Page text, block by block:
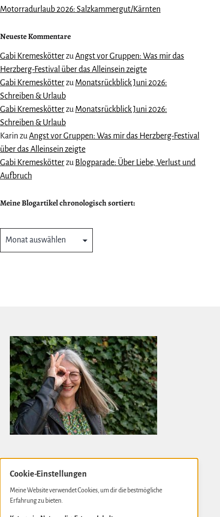
Motorradurlaub 2026: Salzkammergut/Kärnten
Neueste Kommentare
Gabi Kremeskötterzu Angst vor Gruppen: Was mir das
Herzberg-Festival über das Alleinsein zeigte
Gabi Kremeskötterzu Monatsrückblick Juni 2026:
Schreiben & Urlaub
Gabi Kremeskötterzu Monatsrückblick Juni 2026:
Schreiben & Urlaub
Karin zu Angst vor Gruppen: Was mir das Herzberg-Festival
über das Alleinsein zeigte
Gabi Kremeskötterzu Blogparade: Über Liebe, Verlust und
Aufbruch
Meine Blogartikel chronologisch sortiert:
Blogartikel
chronologisch
Gabi Kremeskötter
Neue Rathausstraße 10
Cookie-Einstellungen
Meine Website verwendet Cookies, um dir die bestmögliche
Erfahrung zu bieten.